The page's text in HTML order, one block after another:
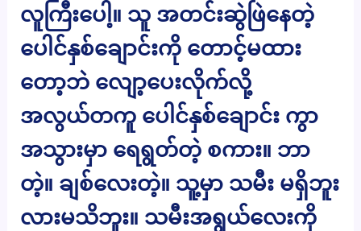
လူကြီးပေါ့။ သူ အတင်းဆွဲဖြဲနေတဲ့
ပေါင်နှစ်ချောင်းကို တောင့်မထား
တော့ဘဲ လျော့ပေးလိုက်လို့
အလွယ်တကူ ပေါင်နှစ်ချောင်း ကွာ
အသွားမှာ ရေရွတ်တဲ့ စကား။ ဘာ
တဲ့။ ချစ်လေးတဲ့။ သူ့မှာ သမီး မရှိဘူး
လားမသိဘူး။ သမီးအရွယ်လေးကို